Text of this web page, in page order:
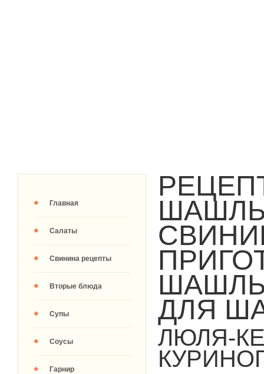
Главная
Салаты
Свинина рецепты
Вторые блюда
Супы
Соусы
Гарнир
ДЛЯ
ЛЮЛЯ-